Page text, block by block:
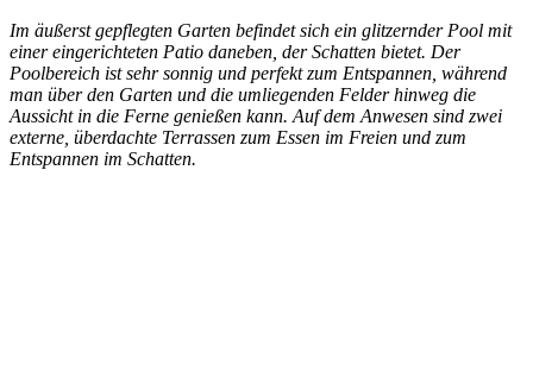
Im äußerst gepflegten Garten befindet sich ein glitzernder Pool mit
einer eingerichteten Patio daneben, der Schatten bietet. Der
Poolbereich ist sehr sonnig und perfekt zum Entspannen, während
man über den Garten und die umliegenden Felder hinweg die
Aussicht in die Ferne genießen kann. Auf dem Anwesen sind zwei
externe, überdachte Terrassen zum Essen im Freien und zum
Entspannen im Schatten.